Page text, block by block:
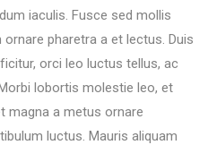
iaculis. Fusce sed mollis
pharetra a et lectus. Duis
orci leo luctus tellus, ac
lobortis molestie leo, et
magna a metus ornare
luctus. Mauris aliquam